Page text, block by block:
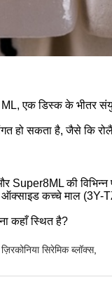
एक डिस्क के भीतर
हो सकता है, जैसे कि
Super8ML की
ऑक्साइड कच्चे माल
कहाँ स्थित है?
सिरेमिक ब्लॉक्स,